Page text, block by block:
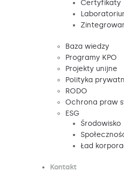
Certyfikaty
Baza wiedzy
Programy KPO
Projekty unijne
Polityka
RODO
Ochrona praw
ESG
Środowisko
Ład
Kontakt